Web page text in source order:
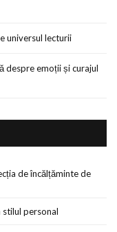
universul lecturii
despre emoții și curajul
de încălțăminte de
stilul personal